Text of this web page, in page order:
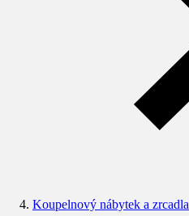
Koupelnový nábytek a zrcadla